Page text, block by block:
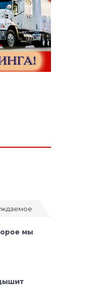
мы